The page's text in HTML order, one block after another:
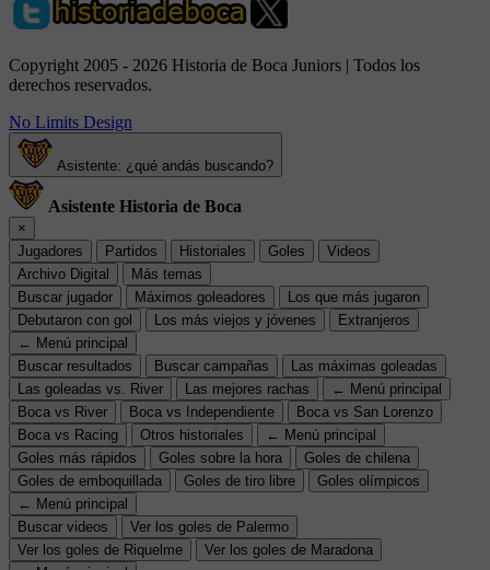
Copyright 2005 - 2026 Historia de Boca Juniors | Todos los
derechos reservados.
No Limits Design
Asistente: ¿qué andás buscando?
Asistente Historia de Boca
×
Jugadores
Partidos Historiales Goles
Videos
Archivo Digital
Más temas
Buscar jugador
Máximos goleadores
Los que más jugaron
Debutaron con gol
Los más viejos y jóvenes
Extranjeros
← Menú principal
Buscar resultados
Buscar campañas
Las máximas goleadas
Las goleadas vs. River
Las mejores rachas
← Menú principal
Boca vs River
Boca vs Independiente
Boca vs San Lorenzo
Boca vs Racing
Otros historiales
← Menú principal
Goles más rápidos
Goles sobre la hora
Goles de chilena
Goles de emboquillada
Goles de tiro libre
Goles olímpicos
← Menú principal
Buscar videos
Ver los goles de Palermo
Ver los goles de Riquelme
Ver los goles de Maradona